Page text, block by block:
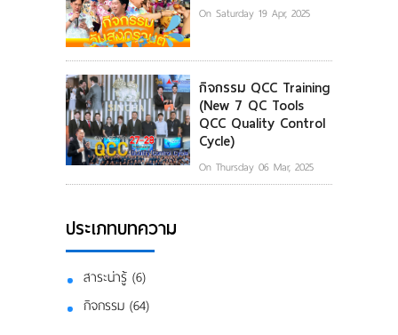
On Saturday 19 Apr, 2025
กิจกรรม QCC Training
(New 7 QC Tools
QCC Quality Control
Cycle)
On Thursday 06 Mar, 2025
ประเภทบทความ
สาระน่ารู้ (6)
กิจกรรม (64)